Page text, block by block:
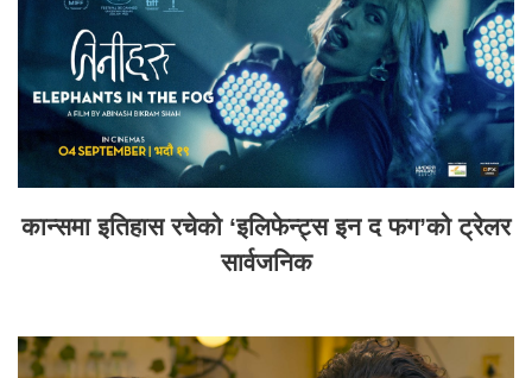
कान्समा इतिहास रचेको ‘इलिफेन्ट्स इन द फग’को ट्रेलर
सार्वजनिक